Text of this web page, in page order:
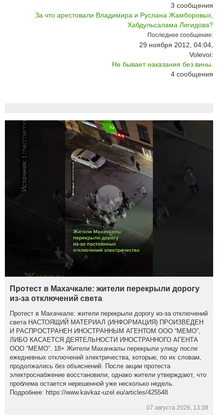
3 сообщения
За что арестовали Владимира и Руслана Жамборовых,
Хабдульсалама Лигидова?
Последнее сообщение:
29 ноября 2012, 04:04,
Volevoi:
Не бывает наказания без вины.
4 сообщения
Протест в Махачкале: жители перекрыли дорогу
из-за отключений света
Протест в Махачкале: жители перекрыли дорогу из-за отключений
света НАСТОЯЩИЙ МАТЕРИАЛ (ИНФОРМАЦИЯ) ПРОИЗВЕДЕН
И РАСПРОСТРАНЕН ИНОСТРАННЫМ АГЕНТОМ ООО “МЕМО”,
ЛИБО КАСАЕТСЯ ДЕЯТЕЛЬНОСТИ ИНОСТРАННОГО АГЕНТА
ООО “МЕМО”. 18+ Жители Махачкалы перекрыли улицу после
ежедневных отключений электричества, которые, по их словам,
продолжались без объяснений. После акции протеста
электроснабжение восстановили, однако жители утверждают, что
проблема остается нерешенной уже несколько недель.
Подробнее: https://www.kavkaz-uzel.eu/articles/425548
07 августа 2026, 13:38